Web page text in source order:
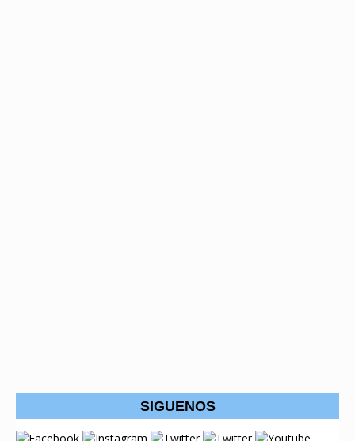
SIGUENOS